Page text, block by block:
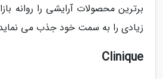
برترین محصولات آرایشی را روانه
زیادی را به سمت خود جذب می
Clinique